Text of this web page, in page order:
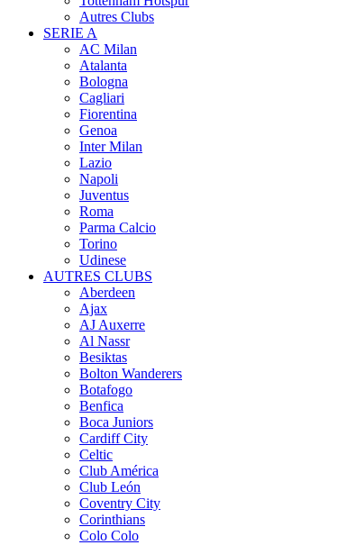
Autres Clubs
SERIE A
AC Milan
Atalanta
Bologna
Cagliari
Fiorentina
Genoa
Inter Milan
Lazio
Napoli
Juventus
Roma
Parma Calcio
Torino
Udinese
AUTRES CLUBS
Aberdeen
Ajax
AJ Auxerre
Al Nassr
Besiktas
Bolton Wanderers
Botafogo
Benfica
Boca Juniors
Cardiff City
Celtic
Club América
Club León
Coventry City
Corinthians
Colo Colo